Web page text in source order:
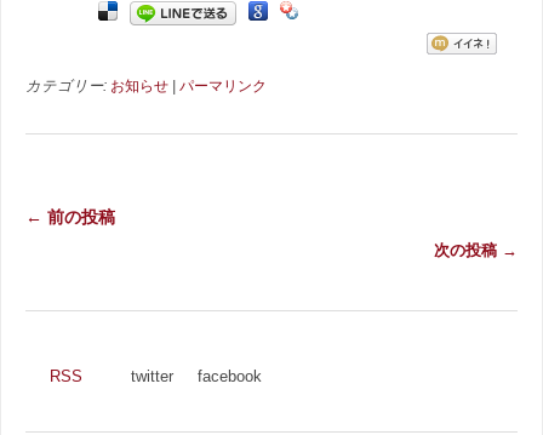
カテゴリー: お知らせ パーマリンク
← 前の投稿
次の投稿 →
RSS twitter facebook